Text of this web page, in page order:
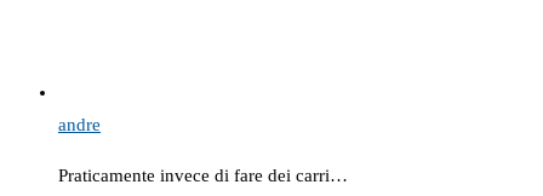
andre
Praticamente invece di fare dei carri…